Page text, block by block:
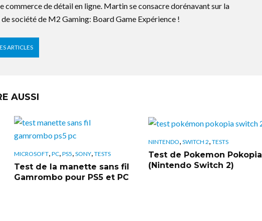
commerce de détail en ligne. Martin se consacre dorénavant sur la
société de M2 Gaming: Board Game Expérience !
ARTICLES
AUSSI
MICROSOFT, PC, PS5, SONY, TESTS
Test de la manette sans fil
Gamrombo pour PS5 et PC
NINTENDO, SWITCH 2, TESTS
Test de Pokemon Pokopia
(Nintendo Switch 2)